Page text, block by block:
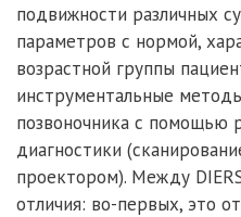
подвижности различных
параметров с нормой,
возрастной группы
инструментальные
позвоночника с помощью
диагностики
проектором). Между
отличия: во-первых, это